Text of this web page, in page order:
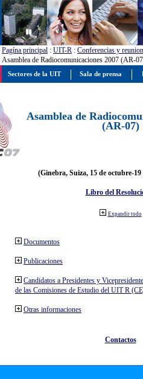
Pagína principal : UIT-R : Conferencias y
Asamblea de Radiocomunicaciones 2007 (AR-
Asamblea de
(AR-07)
(Ginebra, Suiza, 15 de octubre-19
Libro del
Expandir todo
Documentos
Publicaciones
Candidatos a Presidentes y
de las Comisiones de Estudio del UIT R
Otras informaciones
Contactos
Sectores de la UIT Sala de prensa